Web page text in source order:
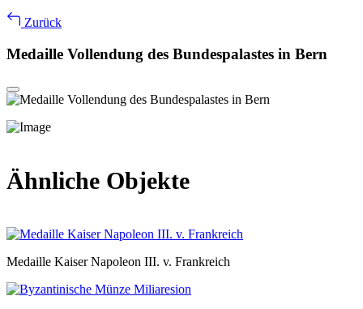
Zurück
Medaille Vollendung des Bundespalastes in Bern
Ähnliche Objekte
Medaille Kaiser Napoleon III. v. Frankreich